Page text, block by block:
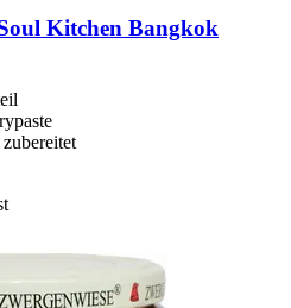
Kitchen Bangkok